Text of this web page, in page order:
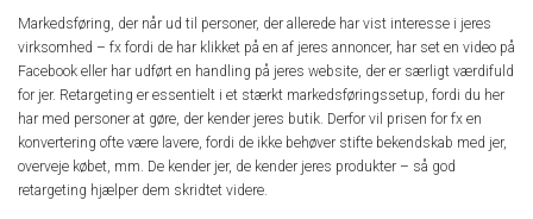
Markedsføring, der når ud til personer, der allerede har vist interesse i jeres
virksomhed – fx fordi de har klikket på en af jeres annoncer, har set en video på
Facebook eller har udført en handling på jeres website, der er særligt værdifuld
for jer. Retargeting er essentielt i et stærkt markedsføringssetup, fordi du her
har med personer at gøre, der kender jeres butik. Derfor vil prisen for fx en
konvertering ofte være lavere, fordi de ikke behøver stifte bekendskab med jer,
overveje købet, mm. De kender jer, de kender jeres produkter – så god
retargeting hjælper dem skridtet videre.